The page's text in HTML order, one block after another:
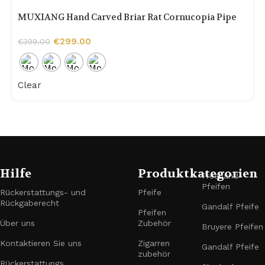
MUXIANG Hand Carved Briar Rat Cornucopia Pipe
€399.00 €299.00
Clear
Hilfe
Rückerstattungs- und
Rückgaberecht
Über uns
Kontaktieren Sie uns
Produktkategorien
Pfeife
Pfeifen
Zubehör
Zigarren
zubehör
Freehand-
Pfeifen
Gandalf Pfeife
Bruyere Pfeifen
Gandalf Pfeife